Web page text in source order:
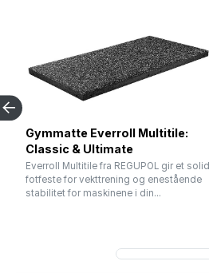
Gymmatte Everroll Multitile:
Classic & Ultimate
Everroll Multitile fra REGUPOL gir et solid
fotfeste for vekttrening og enestående
stabilitet for maskinene i din...